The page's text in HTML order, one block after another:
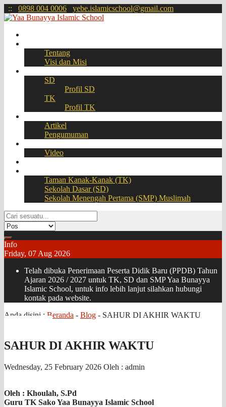
:: 0898 004 0006 yebe.islamicschool@gmail.com
Tentang
Visi dan Misi
SD
Profil SD
TK
Profil TK
Artikel
Pengumuman
Video
Taman Kanak-Kanak (TK)
Sekolah Dasar (SD)
Sekolah Menengah Pertama (SMP) Muslimah
Info
Friday, 07 Aug 2026
Telah dibuka Penerimaan Peserta Didik Baru (PPDB) Tahun
Ajaran 2026 / 2027 untuk TK, SD dan SMP Yaa Bunayya
Islamic School, untuk info lebih lanjut silahkan hubungi
kontak pada website.
Anda disini : Beranda - Blog - SAHUR DI AKHIR WAKTU
SAHUR DI AKHIR WAKTU
Wednesday, 25 February 2026 Oleh : admin
Oleh : Khoulah, S.Pd
Guru TK Sako Yaa Bunayya Islamic School